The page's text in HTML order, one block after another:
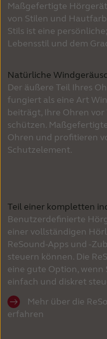
Maßgefertigte
von Stilen und
Stils ist eine
Lebensstil und dem
Natürliche
Der äußere Teil Ihres
fungiert als eine Art
beiträgt, Ihre Ohren
schützen.
Ohren und profitieren
Schutzelement.
Teil einer kompletten
Benutzerdefinierte
einer vollständigen
ReSound-Apps und -
steuern können. Die
eine gute Option, wenn
einfach und diskret
Mehr über die
erfahren